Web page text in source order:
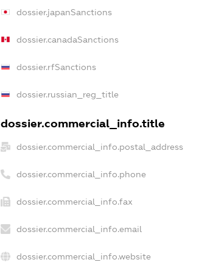
dossier.japanSanctions
dossier.canadaSanctions
dossier.rfSanctions
dossier.russian_reg_title
dossier.commercial_info.title
dossier.commercial_info.postal_address
dossier.commercial_info.phone
dossier.commercial_info.fax
dossier.commercial_info.email
dossier.commercial_info.website